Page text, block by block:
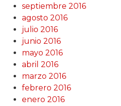
septiembre 2016
agosto 2016
julio 2016
junio 2016
mayo 2016
abril 2016
marzo 2016
febrero 2016
enero 2016